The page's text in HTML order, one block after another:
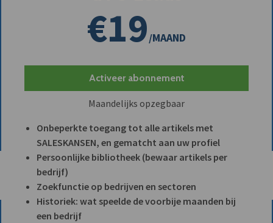
€19/MAAND
Activeer abonnement
Maandelijks opzegbaar
Onbeperkte toegang tot alle artikels met
SALESKANSEN, en gematcht aan uw profiel
Persoonlijke bibliotheek (bewaar artikels per
bedrijf)
Zoekfunctie op bedrijven en sectoren
Historiek: wat speelde de voorbije maanden bij
een bedrijf